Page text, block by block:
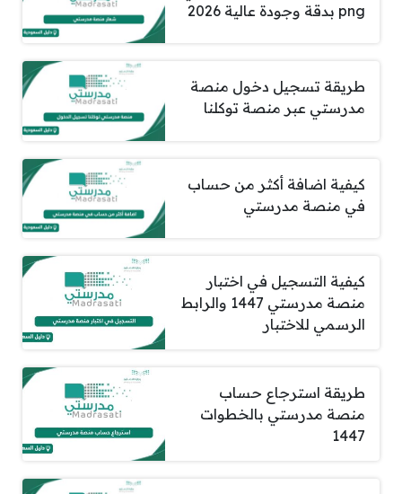
png بدقة وجودة عالية 2026
طريقة تسجيل دخول منصة
مدرستي عبر منصة توكلنا
كيفية اضافة أكثر من حساب
في منصة مدرستي
كيفية التسجيل في اختبار
منصة مدرستي 1447 والرابط
الرسمي للاختبار
طريقة استرجاع حساب
منصة مدرستي بالخطوات
1447